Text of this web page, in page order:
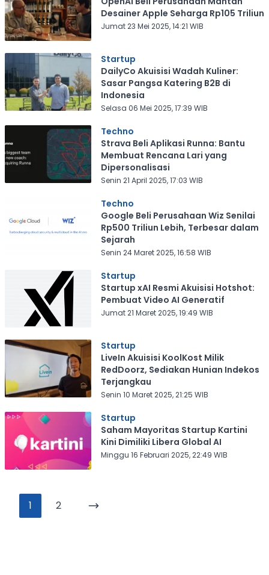
Desainer Apple Seharga Rp105 Triliun
Jumat 23 Mei 2025, 14:21 WIB
Startup
DailyCo Akuisisi Wadah Kuliner:
Sasar Pangsa Katering B2B di
Indonesia
Selasa 06 Mei 2025, 17:39 WIB
Techno
Strava Beli Aplikasi Runna: Bantu
Membuat Rencana Lari yang
Dipersonalisasi
Senin 21 April 2025, 17:03 WIB
Techno
Google Beli Perusahaan Wiz Senilai
Rp500 Triliun Lebih, Terbesar dalam
Sejarah
Senin 24 Maret 2025, 16:58 WIB
Startup
Startup xAI Resmi Akuisisi Hotshot:
Pembuat Video AI Generatif
Jumat 21 Maret 2025, 19:49 WIB
Startup
LiveIn Akuisisi KoolKost Milik
RedDoorz, Sediakan Hunian Indekos
Terjangkau
Senin 10 Maret 2025, 21:25 WIB
Startup
Saham Mayoritas Startup Kartini
Kini Dimiliki Libera Global AI
Minggu 16 Februari 2025, 22:49 WIB
1 2